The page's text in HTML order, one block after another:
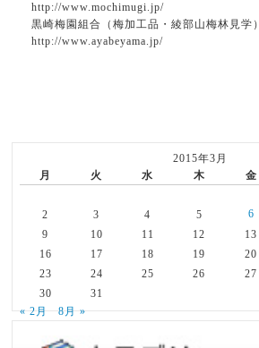
http://www.mochimugi.jp/
黒崎梅園組合（梅加工品・綾部山梅林見学）
http://www.ayabeyama.jp/
2015年3月
月
火 水 木 金
2
3 4 5 6
9
10 11 12 13
16
17 18 19 20
23
24 25 26 27
30
31
« 2月
8月 »